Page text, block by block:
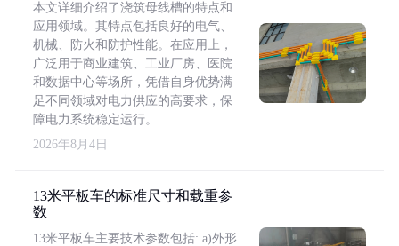
本文详细介绍了浇筑母线槽的特点和
应用领域。其特点包括良好的电气、
机械、防火和防护性能。在应用上，
广泛用于商业建筑、工业厂房、医院
和数据中心等场所，凭借自身优势满
足不同领域对电力供应的高要求，保
障电力系统稳定运行。
2026年8月4日
13米平板车的标准尺寸和载重参
数
13米平板车主要技术参数包括: a)外形